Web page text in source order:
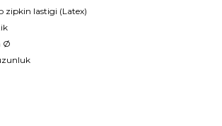
zipkin lastigi (Latex)
Ø